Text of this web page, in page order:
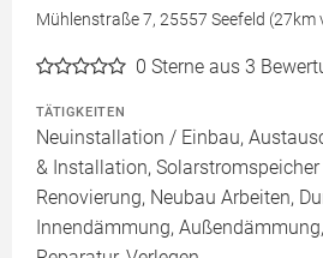
Mühlenstraße 7, 25557 Seefeld (27km
0 Sterne aus 3
TÄTIGKEITEN
Neuinstallation / Einbau,
& Installation,
Renovierung, Neubau Arbeiten,
Innendämmung,